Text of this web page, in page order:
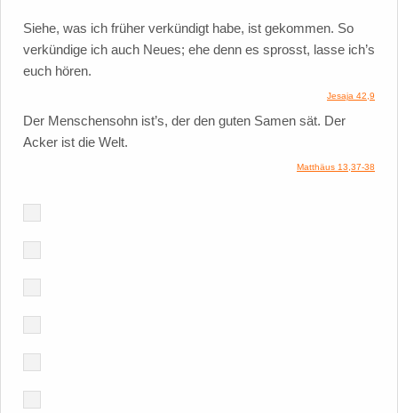
Siehe, was ich früher verkündigt habe, ist gekommen. So
verkündige ich auch Neues; ehe denn es sprosst, lasse ich’s
euch hören.
Jesaja 42,9
Der Menschensohn ist’s, der den guten Samen sät. Der
Acker ist die Welt.
Matthäus 13,37-38